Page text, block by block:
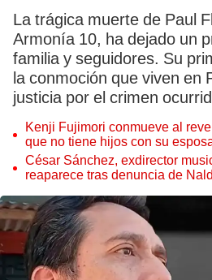
La trágica muerte de Paul
Armonía 10, ha dejado un
familia y seguidores. Su
la conmoción que viven en
justicia por el crimen
Kenji Fujimori conmueve al
que no tiene hijos con su
proceso judicial"
César Sánchez, exdirector
reaparece tras denuncia de